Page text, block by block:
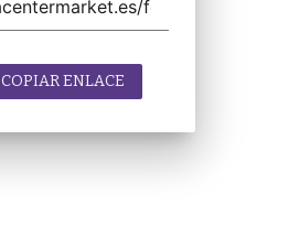
COPIAR ENLACE